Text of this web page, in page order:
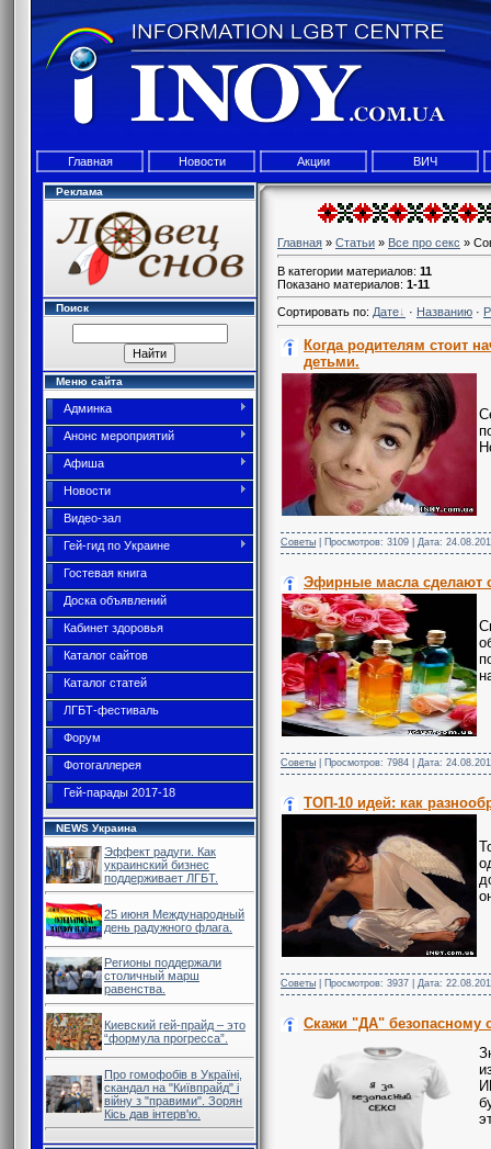
Главная Новости Акции ВИЧ
Реклама
Поиск
Меню сайта
Админка
Анонс мероприятий
Афиша
Новости
Видео-зал
Гей-гид по Украине
Гостевая книга
Доска объявлений
Кабинет здоровья
Каталог сайтов
Каталог статей
ЛГБТ-фестиваль
Форум
Фотогаллерея
Гей-парады 2017-18
NEWS Украина
Эффект радуги. Как
украинский бизнес
поддерживает ЛГБТ.
25 июня Международный
день радужного флага.
Регионы поддержали
столичный марш
равенства.
Киевский гей-прайд – это
“формула прогресса”.
Про гомофобів в Україні,
скандал на "Київпрайд" і
війну з "правими". Зорян
Кісь дав інтерв'ю.
Главная » Статьи » Все про секс »
В категории материалов: 11
Показано материалов: 1-11
Сортировать по: Дате · Названию ·
Когда родителям стоит
детьми.
Советы | Просмотров: 3109 | Дата:
Эфирные масла сделают
Советы | Просмотров: 7984 | Дата:
ТОП-10 идей: как
Советы | Просмотров: 3937 | Дата:
Скажи "ДА" безопасному